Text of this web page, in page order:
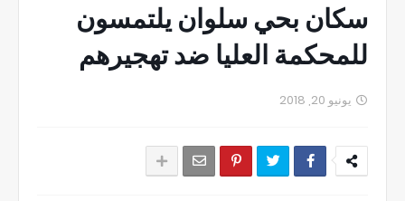
سكان بحي سلوان يلتمسون
للمحكمة العليا ضد تهجيرهم
يونيو 20, 2018